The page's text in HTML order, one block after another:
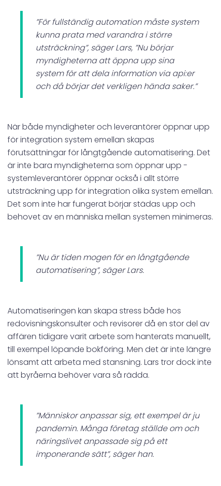
”För fullständig automation måste system
kunna prata med varandra i större
utsträckning”, säger Lars, ”Nu börjar
myndigheterna att öppna upp sina
system för att dela information via api:er
och då börjar det verkligen hända saker.”
När både myndigheter och leverantörer öppnar upp
för integration system emellan skapas
förutsättningar för långtgående automatisering. Det
är inte bara myndigheterna som öppnar upp -
systemleverantörer öppnar också i allt större
utsträckning upp för integration olika system emellan.
Det som inte har fungerat börjar städas upp och
behovet av en människa mellan systemen minimeras.
”Nu är tiden mogen för en långtgående
automatisering”, säger Lars.
Automatiseringen kan skapa stress både hos
redovisningskonsulter och revisorer då en stor del av
affären tidigare varit arbete som hanterats manuellt,
till exempel löpande bokföring. Men det är inte längre
lönsamt att arbeta med stansning. Lars tror dock inte
att byråerna behöver vara så rädda.
”Människor anpassar sig, ett exempel är ju
pandemin. Många företag ställde om och
näringslivet anpassade sig på ett
imponerande sätt”, säger han.